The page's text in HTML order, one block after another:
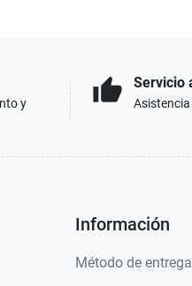
y
thumb_up Servicio
Información
Método de